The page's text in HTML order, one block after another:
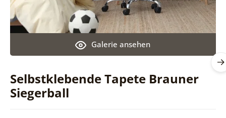
Selbstklebende Tapete Brauner
Siegerball
Galerie ansehen